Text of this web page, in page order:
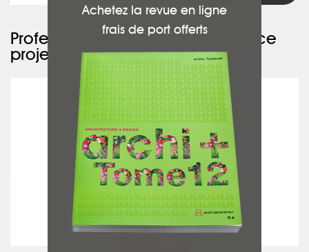
Professionnels ayant participé à ce
projet :
MDS CONSTRUCTION
Achetez la revue en ligne
frais de port offerts